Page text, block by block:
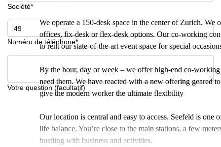
Société*
Numéro de téléphone*
Votre question (facultatif)
We operate a 150-desk space in the center of Zurich.
offices, fix-desk or flex-desk options. Our co-working
to rent our state-of-the-art event space for special
By the hour, day or week – we offer high-end co-
need them. We have reacted with a new offering geared
give the modern worker the ultimate flexibility
Our location is central and easy to access. Seefeld is
life balance. You’re close to the main stations, a few
bustling with business and activities.